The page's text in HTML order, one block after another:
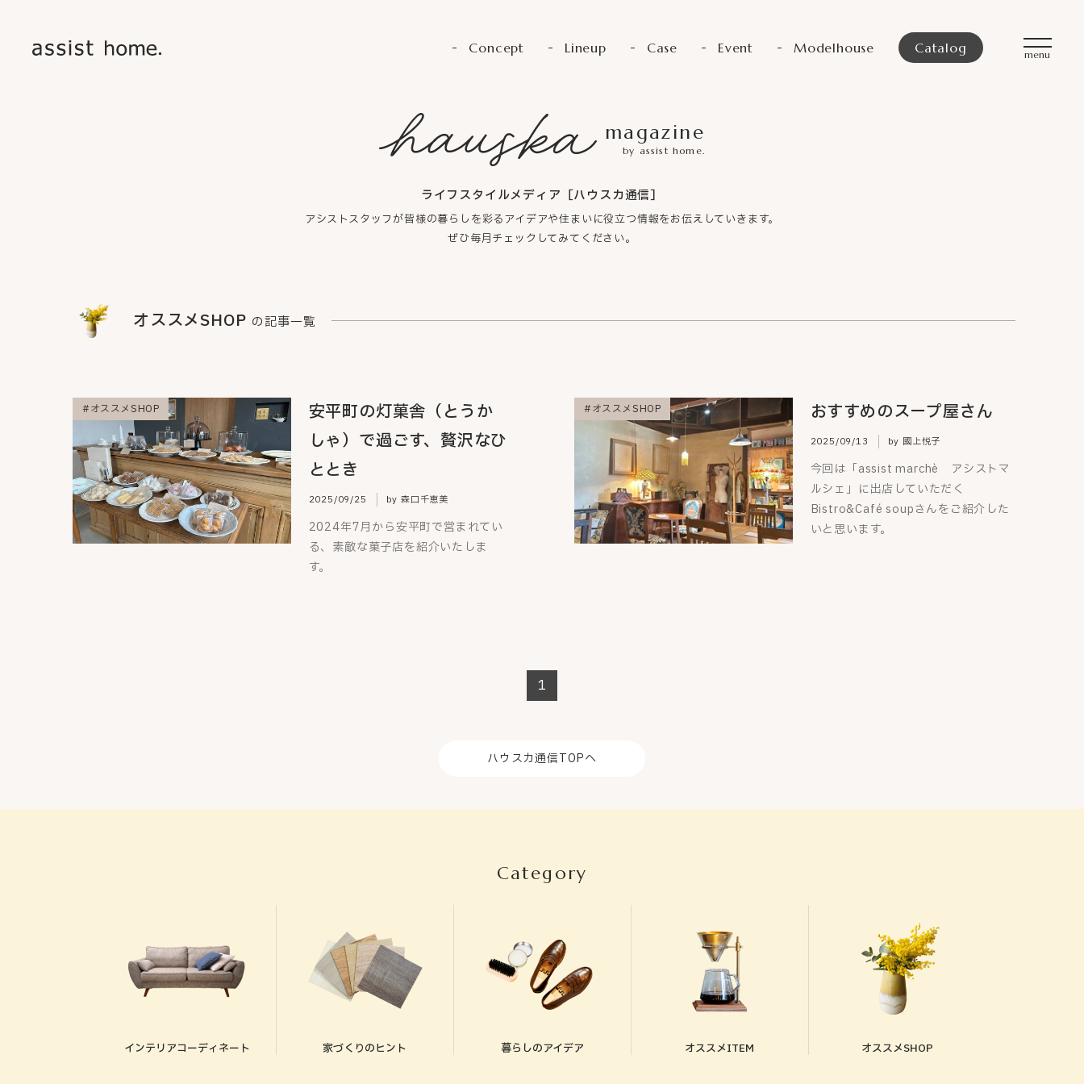
Concept Lineup Case Event Modelhouse Catalog
magazine
by assist home.
ライフスタイルメディア［ハウスカ通信］
アシストスタッフが皆様の暮らしを彩るアイデアや住まいに役立つ情報をお伝えしていきます。
ぜひ毎月チェックしてみてください。
オススメSHOP の記事一覧
#オススメSHOP
安平町の灯菓舎（とうか
しゃ）で過ごす、贅沢なひ
ととき
2025/09/25 by 森口千恵美
2024年7月から安平町で営まれてい
る、素敵な菓子店を紹介いたしま
す。
#オススメSHOP おすすめのスープ屋さん
2025/09/13 by 國上悦子
今回は「assist marchè アシストマ
ルシェ」に出店していただく
Bistro&Café soupさんをご紹介した
いと思います。
1
ハウスカ通信TOPへ
Category
インテリアコーディネート 家づくりのヒント 暮らしのアイデア オススメITEM オススメSHOP